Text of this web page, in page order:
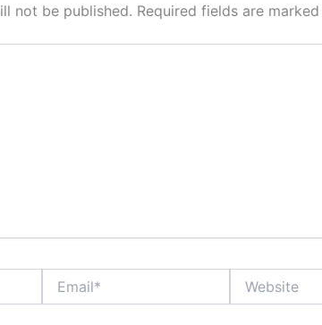
not be published. Required fields are marked